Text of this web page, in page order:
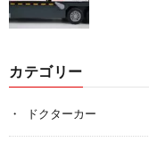
カテゴリー
ドクターカー